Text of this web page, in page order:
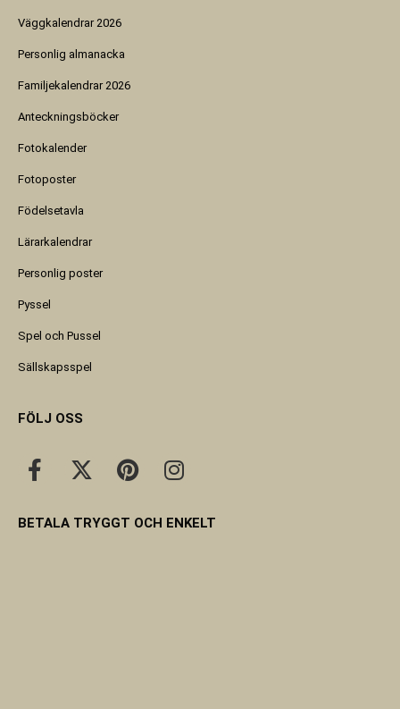
Väggkalendrar 2026
Personlig almanacka
Familjekalendrar 2026
Anteckningsböcker
Fotokalender
Fotoposter
Födelsetavla
Lärarkalendrar
Personlig poster
Pyssel
Spel och Pussel
Sällskapsspel
FÖLJ OSS
BETALA TRYGGT OCH ENKELT